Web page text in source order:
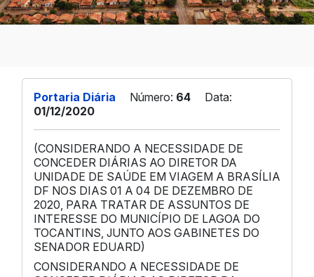
Portaria Diária Número: 64
Data:
01/12/2020
(CONSIDERANDO A NECESSIDADE DE
CONCEDER DIÁRIAS AO DIRETOR DA
UNIDADE DE SAÚDE EM VIAGEM A BRASÍLIA
DF NOS DIAS 01 A 04 DE DEZEMBRO DE
2020, PARA TRATAR DE ASSUNTOS DE
INTERESSE DO MUNICÍPIO DE LAGOA DO
TOCANTINS, JUNTO AOS GABINETES DO
SENADOR EDUARD)
CONSIDERANDO A NECESSIDADE DE